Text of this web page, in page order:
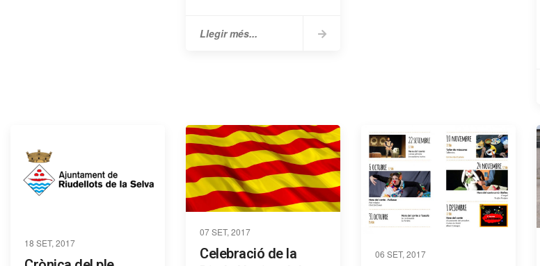
Llegir més...
18 SET, 2017
07 SET, 2017
Celebració de la
06 SET, 2017